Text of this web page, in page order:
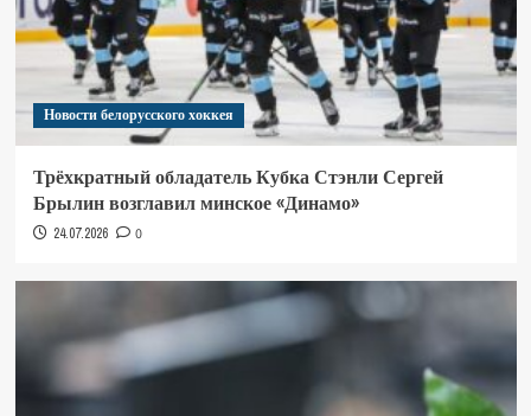
Новости белорусского хоккея
Трёхкратный обладатель Кубка Стэнли Сергей
Брылин возглавил минское «Динамо»
24.07.2026 0